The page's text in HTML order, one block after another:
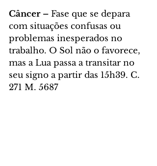
Câncer – Fase que se depara
com situações confusas ou
problemas inesperados no
trabalho. O Sol não o favorece,
mas a Lua passa a transitar no
seu signo a partir das 15h39. C.
271 M. 5687